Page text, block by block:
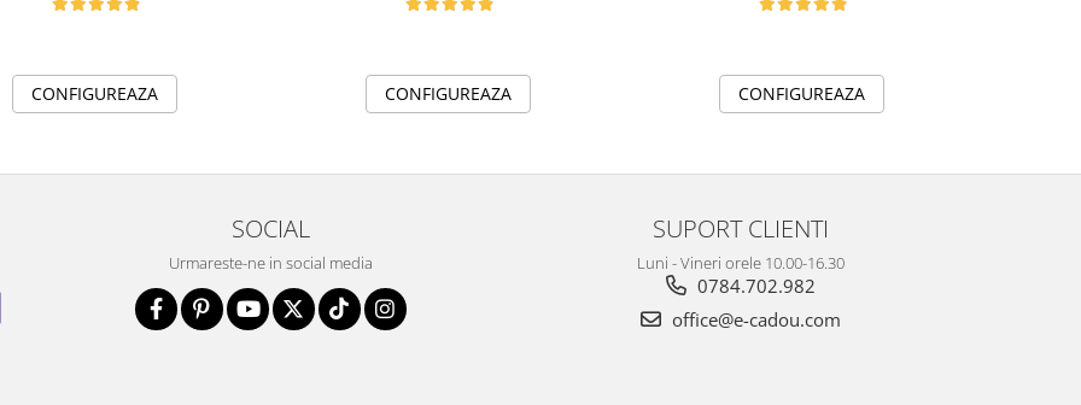
CONFIGUREAZA CONFIGUREAZA CONFIGUREAZA
SOCIAL
Urmareste-ne in social media
SUPORT CLIENTI
Luni - Vineri orele 10.00-16.30
0784.702.982
office@e-cadou.com